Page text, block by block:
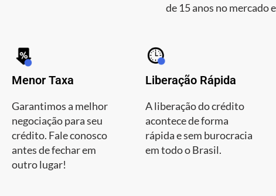
de 15 anos no mercado
Menor Taxa
Garantimos a melhor
negociação para seu
crédito. Fale conosco
antes de fechar em
outro lugar!
Liberação Rápida
A liberação do crédito
acontece de forma
rápida e sem burocracia
em todo o Brasil.